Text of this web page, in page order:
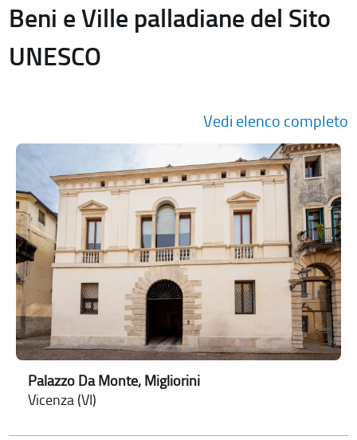
Beni e Ville palladiane del Sito
UNESCO
Vedi elenco completo
Palazzo Da Monte, Migliorini
Vicenza (VI)